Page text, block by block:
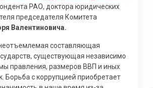
РАО, доктора юридических
председателя Комитета
Валентиновича.
составляющая
существующая независимо
правления, размеров ВВП и иных
Борьба с коррупцией приобретает